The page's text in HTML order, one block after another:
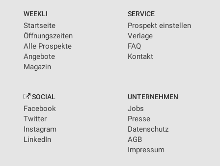
WEEKLI
Startseite
Öffnungszeiten
Alle Prospekte
Angebote
Magazin
SERVICE
Prospekt einstellen
Verlage
FAQ
Kontakt
SOCIAL
Facebook
Twitter
Instagram
LinkedIn
UNTERNEHMEN
Jobs
Presse
Datenschutz
AGB
Impressum